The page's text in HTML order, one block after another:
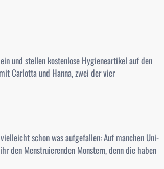
und stellen kostenlose Hygieneartikel auf den
Carlotta und Hanna, zwei der vier
schon was aufgefallen: Auf manchen Uni-
den Menstruierenden Monstern, denn die haben